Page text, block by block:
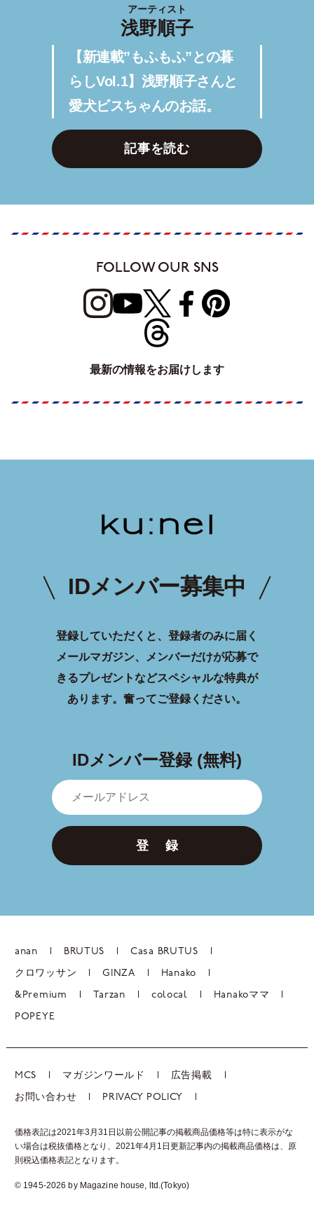
アーティスト
浅野順子
【新連載”もふもふ”との暮
らしVol.1】浅野順子さんと
愛犬ビスちゃんのお話。
記事を読む
FOLLOW OUR SNS
最新の情報をお届けします
IDメンバー募集中
登録していただくと、登録者のみに届く
メールマガジン、メンバーだけが応募で
きるプレゼントなどスペシャルな特典が
あります。 奮ってご登録ください。
IDメンバー登録 (無料)
登 録
anan BRUTUS Casa BRUTUS
クロワッサン GINZA Hanako
&Premium Tarzan colocal Hanakoママ
POPEYE
MCS マガジンワールド 広告掲載
お問い合わせ PRIVACY POLICY
価格表記は2021年3月31日以前公開記事の掲載商品価格等は特に表示がな
い場合は税抜価格となり、2021年4月1日更新記事内の掲載商品価格は、 原
則税込価格表記となります。
© 1945-2026 by Magazine house, ltd.(Tokyo)